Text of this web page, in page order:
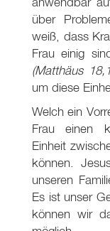
über
weiß, dass
Frau einig
(Matthäus
um diese
Welch ein
Frau einen
Einheit
können.
unseren
Es ist unser
können wir